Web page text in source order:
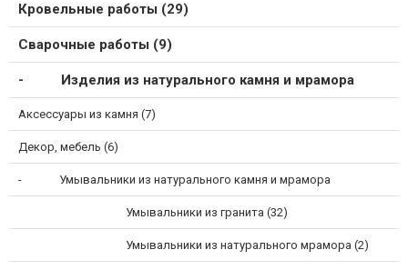
Кровельные работы (29)
Сварочные работы (9)
Изделия из натурального камня и мрамора
Аксессуары из камня (7)
Декор, мебель (6)
Умывальники из натурального камня и мрамора
Умывальники из гранита (32)
Умывальники из натурального мрамора (2)